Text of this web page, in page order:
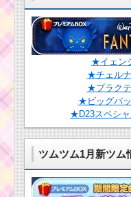
★イェン
★チェル
★プラク
★ビッグバ
★D23スペシ
ツムツム1月新ツム